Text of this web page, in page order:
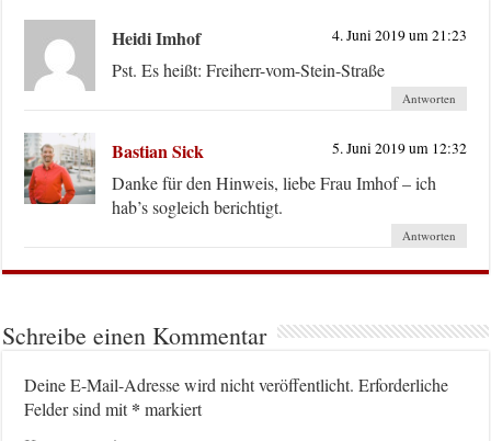
Heidi Imhof 4. Juni 2019 um 21:23
Pst. Es heißt: Freiherr-vom-Stein-Straße
Antworten
Bastian Sick 5. Juni 2019 um 12:32
Danke für den Hinweis, liebe Frau Imhof – ich
hab’s sogleich berichtigt.
Antworten
Schreibe einen Kommentar
Deine E-Mail-Adresse wird nicht veröffentlicht. Erforderliche
Felder sind mit* markiert